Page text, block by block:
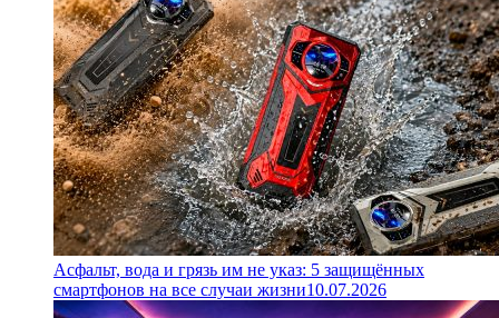
Асфальт, вода и грязь им не указ: 5 защищённых
смартфонов на все случаи жизни10.07.2026